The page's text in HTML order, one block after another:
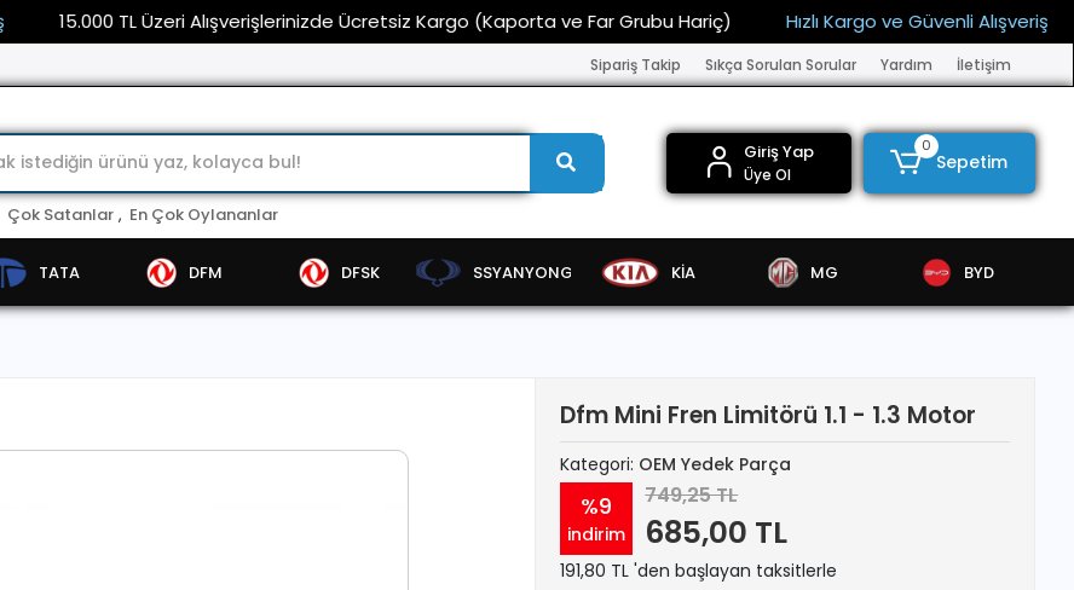
15.000 TL Üzeri Alışverişlerinizde Ücretsiz Kargo (Kaporta ve Far Grubu Hariç) Hızlı Kargo ve Güvenli Alışveriş
Sipariş Takip Sıkça Sorulan Sorular Yardım İletişim
Çok Satanlar , En Çok Oylananlar
Giriş Yap
Üye Ol
0
Sepetim
TATA DFM DFSK SSYANYONG KİA MG BYD
Dfm Mini Fren Limitörü 1.1 - 1.3 Motor
Kategori: OEM Yedek Parça
%9
indirim
749,25 TL
685,00 TL
191,80 TL 'den başlayan taksitlerle